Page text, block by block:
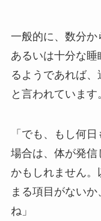
一般的に、数分か
あるいは十分な
るようであれば
と言われています
「でも、もし何
場合は、体が発
かもしれません
まる項目がない
ね」